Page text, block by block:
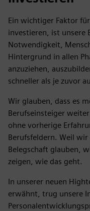
Ein wichtiger Faktor
investieren, ist unsere
Notwendigkeit,
Hintergrund in allen
anzuziehen,
schneller als je zuvor
Wir glauben, dass es
Berufseinsteiger
ohne vorherige
Berufsfeldern. Weil
Belegschaft glauben,
zeigen, wie das geht.
In unserer neuen
erwähnt, trug unsere